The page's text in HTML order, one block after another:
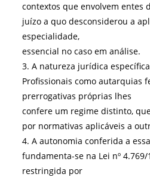
contextos que envolvem entes
juízo a quo desconsiderou a
especialidade,
essencial no caso em análise.
3. A natureza jurídica
Profissionais como autarquias
prerrogativas próprias lhes
confere um regime distinto,
por normativas aplicáveis a
4. A autonomia conferida a
fundamenta-se na Lei nº
restringida por